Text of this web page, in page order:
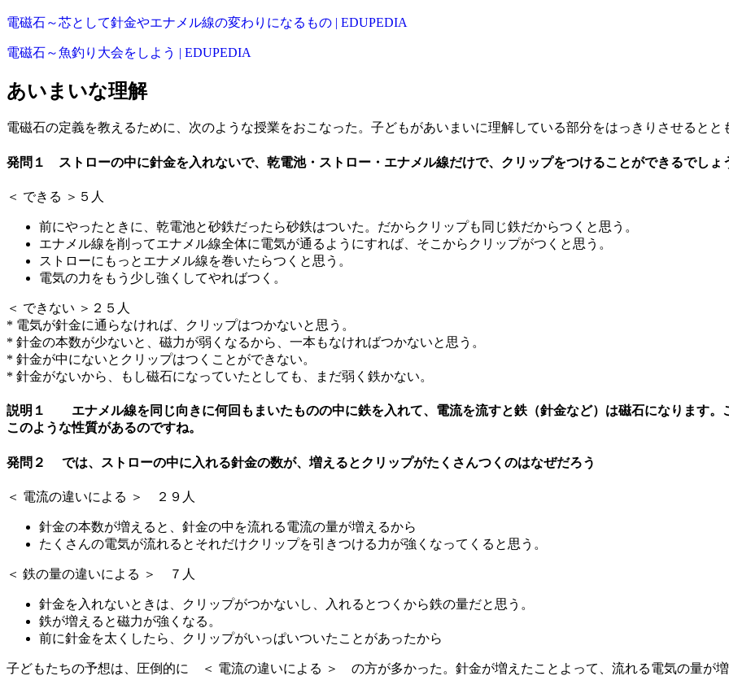
電磁石～芯として針金やエナメル線の変わりになるもの | EDUPEDIA
電磁石～魚釣り大会をしよう | EDUPEDIA
あいまいな理解
電磁石の定義を教えるために、次のような授業をおこなった。子どもがあいまいに理解している部分をはっきりさせるとと
発問１ ストローの中に針金を入れないで、乾電池・ストロー・エナメル線だけで、クリップをつけることができるでしょ
＜ できる ＞５人
前にやったときに、乾電池と砂鉄だったら砂鉄はついた。だからクリップも同じ鉄だからつくと思う。
エナメル線を削ってエナメル線全体に電気が通るようにすれば、そこからクリップがつくと思う。
ストローにもっとエナメル線を巻いたらつくと思う。
電気の力をもう少し強くしてやればつく。
＜ できない ＞２５人
* 電気が針金に通らなければ、クリップはつかないと思う。
* 針金の本数が少ないと、磁力が弱くなるから、一本もなければつかないと思う。
* 針金が中にないとクリップはつくことができない。
* 針金がないから、もし磁石になっていたとしても、まだ弱く鉄かない。
説明１ エナメル線を同じ向きに何回もまいたものの中に鉄を入れて、電流を流すと鉄（針金など）は磁石になります。
このような性質があるのですね。
発問２ では、ストローの中に入れる針金の数が、増えるとクリップがたくさんつくのはなぜだろう
＜ 電流の違いによる ＞ ２９人
針金の本数が増えると、針金の中を流れる電流の量が増えるから
たくさんの電気が流れるとそれだけクリップを引きつける力が強くなってくると思う。
＜ 鉄の量の違いによる ＞ ７人
針金を入れないときは、クリップがつかないし、入れるとつくから鉄の量だと思う。
鉄が増えると磁力が強くなる。
前に針金を太くしたら、クリップがいっぱいついたことがあったから
子どもたちの予想は、圧倒的に ＜ 電流の違いによる ＞ の方が多かった。針金が増えたことよって、流れる電気の量が増